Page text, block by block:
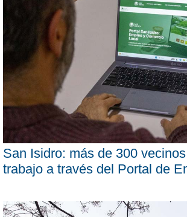
San Isidro: más de 300
trabajo a través del Portal de